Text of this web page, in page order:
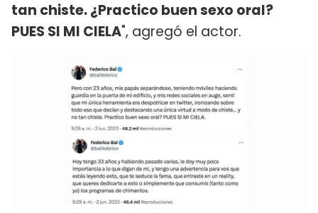
tan chiste. ¿Practico buen sexo oral?
PUES SI MI CIELA", agregó el actor.